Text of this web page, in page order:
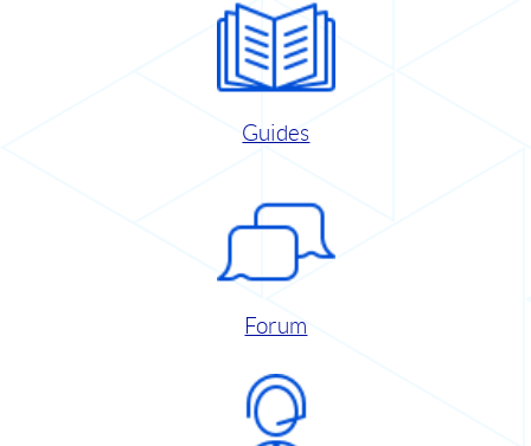
Guides
Forum